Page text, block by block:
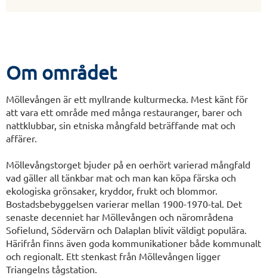
Om området
Möllevången är ett myllrande kulturmecka. Mest känt för
att vara ett område med många restauranger, barer och
nattklubbar, sin etniska mångfald beträffande mat och
affärer.
Möllevångstorget bjuder på en oerhört varierad mångfald
vad gäller all tänkbar mat och man kan köpa färska och
ekologiska grönsaker, kryddor, frukt och blommor.
Bostadsbebyggelsen varierar mellan 1900-1970-tal. Det
senaste decenniet har Möllevången och närområdena
Sofielund, Södervärn och Dalaplan blivit väldigt populära.
Härifrån finns även goda kommunikationer både kommunalt
och regionalt. Ett stenkast från Möllevången ligger
Triangelns tågstation.